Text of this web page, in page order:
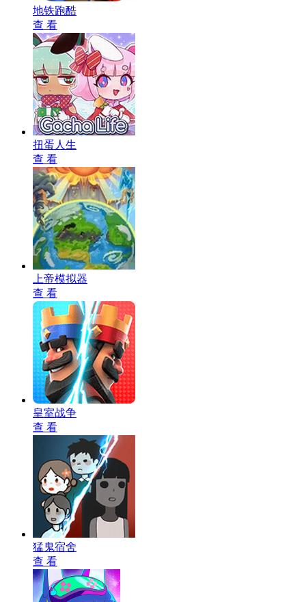
地铁跑酷
查 看
扭蛋人生
查 看
上帝模拟器
查 看
皇室战争
查 看
猛鬼宿舍
查 看